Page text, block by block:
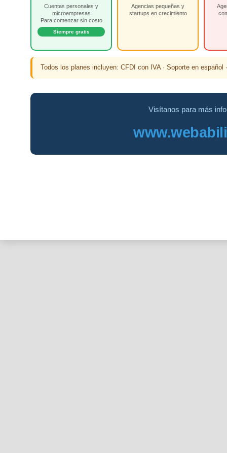
Cuentas personales y
microempresas
Para comenzar sin costo
Siempre gratis
Agencias pequeñas y
startups en crecimiento
Todos los planes incluyen: CFDI con IVA · Soporte en
Visítanos para más